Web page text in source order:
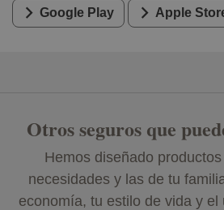
Google Play Apple
Otros seguros que
Hemos diseñado
necesidades y las de tu
economía, tu estilo de vida y el